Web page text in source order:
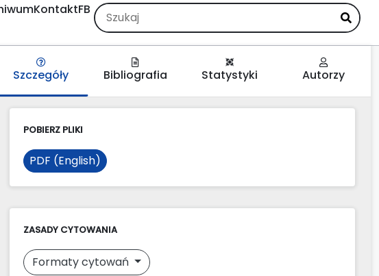
KontaktFB
Szczegóły Bibliografia Statystyki Autorzy
POBIERZ PLIKI
PDF (English)
ZASADY CYTOWANIA
Formaty cytowań